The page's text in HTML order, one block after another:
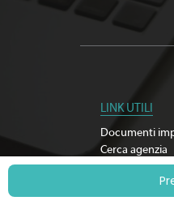
LINK UTILI
Documenti
Cerca agenzia
Iscriviti alla